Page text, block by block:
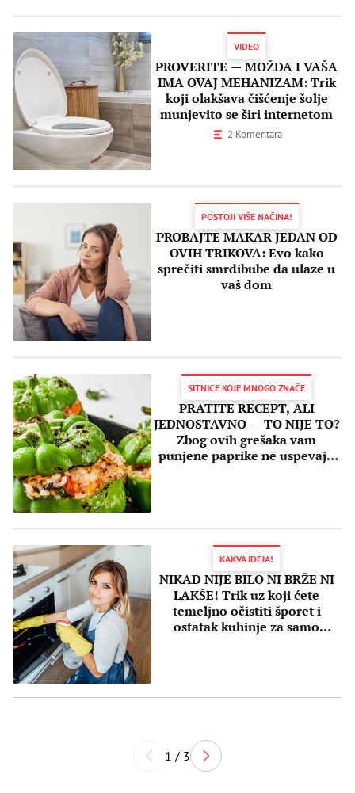
VIDEO
PROVERITE — MOŽDA I VAŠA
IMA OVAJ MEHANIZAM: Trik
koji olakšava čišćenje šolje
munjevito se širi internetom
2 Komentara
POSTOJI VIŠE NAČINA!
PROBAJTE MAKAR JEDAN OD
OVIH TRIKOVA: Evo kako
sprečiti smrdibube da ulaze u
vaš dom
SITNICE KOJE MNOGO ZNAČE
PRATITE RECEPT, ALI
JEDNOSTAVNO — TO NIJE TO?
Zbog ovih grešaka vam
punjene paprike ne uspevaju
KAKVA IDEJA!
NIKAD NIJE BILO NI BRŽE NI
LAKŠE! Trik uz koji ćete
temeljno očistiti šporet i
ostatak kuhinje za samo
1 / 3